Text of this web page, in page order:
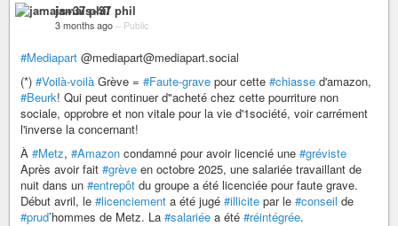
jamais+37 phil
3 months ago – Public
#Mediapart @mediapart@mediapart.social
(*) #Voilà-voilà Grève = #Faute-grave pour cette #chiasse d'amazon,
#Beurk! Qui peut continuer d"acheté chez cette pourriture non
sociale, opprobre et non vitale pour la vie d'1société, voir carrément
l'inverse la concernant!
À #Metz, #Amazon condamné pour avoir licencié une #gréviste
Après avoir fait #grève en octobre 2025, une salariée travaillant de
nuit dans un #entrepôt du groupe a été licenciée pour faute grave.
Début avril, le #licenciement a été jugé #illicite par le #conseil de
#prud’hommes de Metz. La #salariée a été #réintégrée.